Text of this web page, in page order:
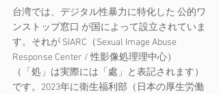
台湾では、デジタル性暴力に特化した 公的ワ
ンストップ窓口 が国によって設立されていま
す。それが SIARC（Sexual Image Abuse
Response Center / 性影像処理理中心）
（「処」は実際には「處」と表記されます）
です。2023年に衛生福利部（日本の厚生労働